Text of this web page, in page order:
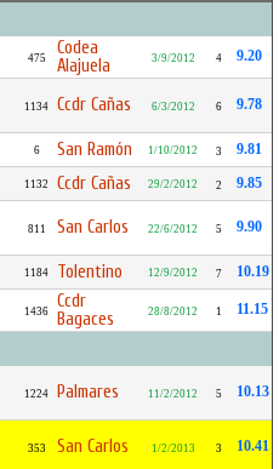
475
Codea
Alajuela
3/9/2012 4 9.20
1134 Ccdr Cañas 6/3/2012 6 9.78
6 San Ramón 1/10/2012 3 9.81
1132 Ccdr Cañas 29/2/2012 2 9.85
811 San Carlos 22/6/2012 5 9.90
1184 Tolentino 12/9/2012 7 10.19
1436
Ccdr
Bagaces
28/8/2012 1 11.15
1224 Palmares 11/2/2012 5 10.13
353 San Carlos 1/2/2013 3 10.41